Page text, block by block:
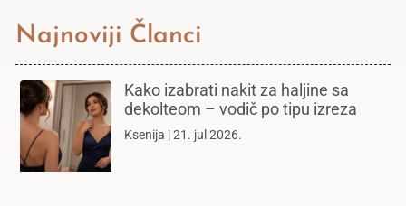
Najnoviji Članci
Kako izabrati nakit za haljine sa
dekolteom – vodič po tipu izreza
Ksenija 21. jul 2026.